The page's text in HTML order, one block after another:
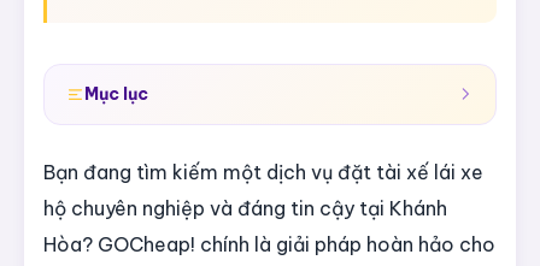
Mục lục
Bạn đang tìm kiếm một dịch vụ đặt tài xế lái xe
hộ chuyên nghiệp và đáng tin cậy tại Khánh
Hòa? GOCheap! chính là giải pháp hoàn hảo cho